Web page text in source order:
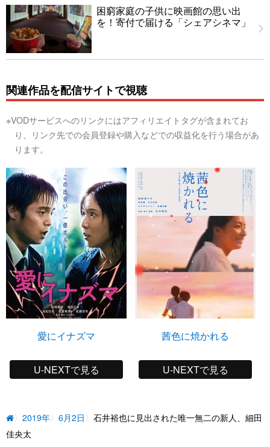
困窮家庭の子供に映画館の思い出
を！寄付で届ける「シェアシネマ」
関連作品を配信サイトで視聴
※VODサービスへのリンクにはアフィリエイトタグが含まれてお
り、リンク先での会員登録や購入などでの収益化を行う場合があ
ります。
愛にイナズマ
U-NEXTで見る
茜色に焼かれる
U-NEXTで見る
2019年 6月2日
石井裕也に見出された唯一無二の新人、細田
佳央太